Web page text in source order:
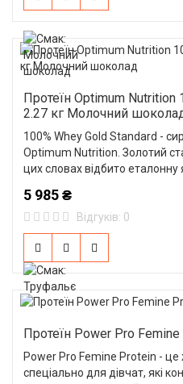
Протеїн Optimum Nutrition
2.27 кг Молочний
100% Whey Gold Standard -
Optimum Nutrition. Золотий
цих словах відбито еталонну
5 985 ₴
Відгуків: 0
Протеїн Power Pro
Power Pro Femine Protein - це
спеціально для дівчат, які